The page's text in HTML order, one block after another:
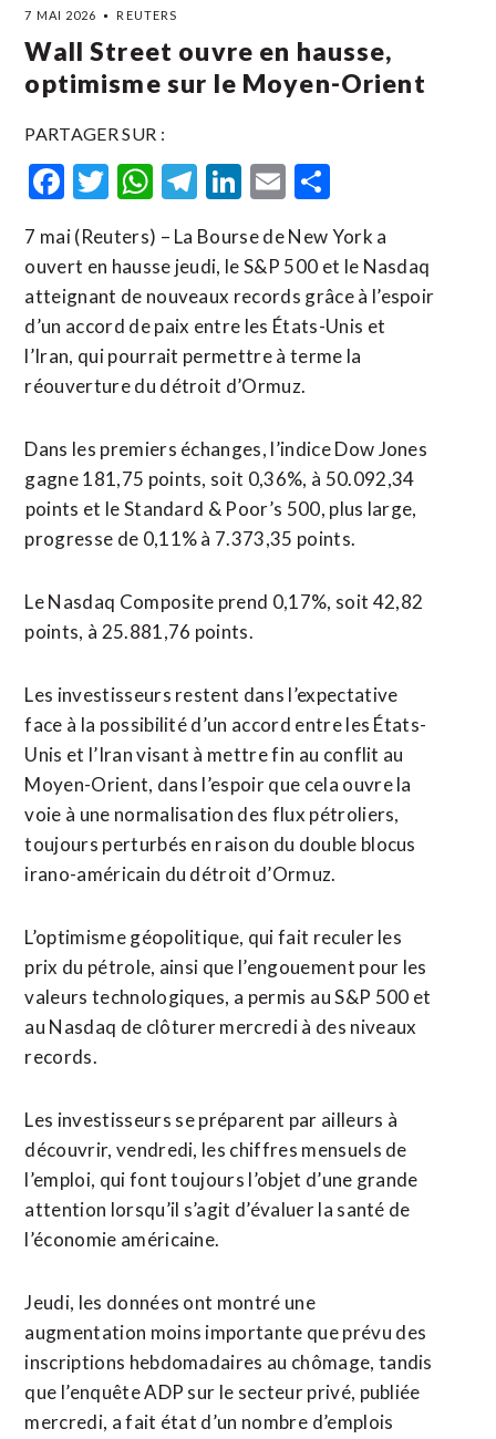
7 MAI 2026 REUTERS
Wall Street ouvre en hausse,
optimisme sur le Moyen-Orient
PARTAGER SUR :
Facebook
Twitter
WhatsApp
Telegram
LinkedIn
Email
7 mai (Reuters) – La Bourse de New York a
ouvert en hausse jeudi, le S&P 500 et le Nasdaq
atteignant de nouveaux records grâce à l’espoir
d’un accord de paix entre les États-Unis et
l’Iran, qui pourrait permettre à terme la
réouverture du détroit d’Ormuz.
Dans ​les premiers ‌échanges, l’indice Dow Jones
gagne 181,75 points, ​soit 0,36%, à 50.092,34
⁠points et le Standard & Poor’s 500, plus large,
progresse de ‌0,11% à 7.373,35 points.
Le ‌Nasdaq Composite prend 0,17%, soit 42,82
points, à 25.881,76 points.
Les investisseurs restent dans l’expectative
face à la possibilité d’un accord entre les États-
Unis et l’Iran visant ​à mettre fin au conflit au
Moyen-Orient, dans l’espoir que cela ouvre la
voie à une normalisation des flux pétroliers,
toujours perturbés en raison du double blocus
irano-américain du détroit d’Ormuz.
L’optimisme géopolitique, qui fait reculer les
prix du pétrole, ainsi que l’engouement pour les
valeurs technologiques, a permis ⁠au S&P 500 et
au Nasdaq de clôturer mercredi à des niveaux
records.
Les investisseurs ⁠se préparent par ailleurs à
découvrir, vendredi, les chiffres mensuels de
l’emploi, qui font toujours l’objet d’une grande
attention lorsqu’il s’agit d’évaluer la santé de
l’économie américaine.
Jeudi, les données ont montré une
augmentation moins importante que prévu des
inscriptions hebdomadaires au chômage, tandis
que ⁠l’enquête ‌ADP sur le secteur privé, publiée
mercredi, a fait état d’un nombre ⁠d’emplois